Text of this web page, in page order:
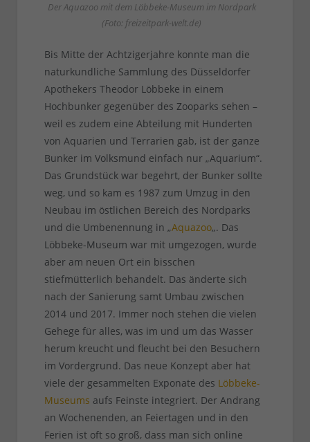
Der Aquazoo mit dem Löbbeke-Museum im Nordpark
(Foto: freizeitpark-welt.de)
Bis Mitte der Achtzigerjahre konnte man die
naturkundliche Sammlung des Düsseldorfer
Apothekers Theodor Löbbeke in einem
Hochbunker gegenüber des Zooparks sehen –
weil es zudem eine Abteilung mit Hunderten
von Aquarien und Terrarien gab, ist der ganze
Bunker im Volksmund einfach nur „Aquarium“.
Das Grundstück war begehrt, der Bunker sollte
weg, und so kam es 1987 zum Umzug in den
Neubau im östlichen Bereich des Nordparks
und die Umbenennung in „Aquazoo„. Das
Löbbeke-Museum war mit umgezogen, wurde
aber am neuen Ort ein bisschen
stiefmütterlich behandelt. Das änderte sich
nach der Sanierung samt Umbau zwischen
2014 und 2017. Immer noch stehen die vielen
Gehege für alles, was im und um das Wasser
herum kreucht und fleucht bei den Besuchern
im Vordergrund. Das neue Konzept aber hat
viele der gesammelten Exponate des Löbbeke-
Museums aufs Feinste integriert. Der Andrang
an Wochenenden, an Feiertagen und in den
Ferien ist oft so groß, dass man sich online